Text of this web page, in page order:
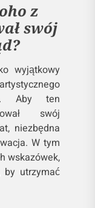
z
swój
wyjątkowy
Aby ten
swój
niezbędna
W tym
wskazówek,
utrzymać